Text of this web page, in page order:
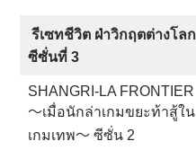
รีเซทชีวิต ฝ่าวิกฤตต่างโลก
ซีซั่นที่ 3
SHANGRI-LA FRONTIER
～เมื่อนักล่าเกมขยะท้าสู้ใน
เกมเทพ～ ซีซั่น 2